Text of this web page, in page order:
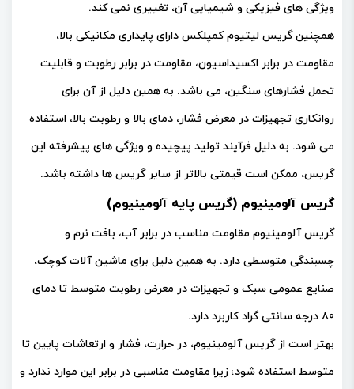
ویژگی های فیزیکی و شیمیایی آن، تغییری نمی کند.
همچنین گریس لیتیوم کمپلکس دارای پایداری مکانیکی بالا،
مقاومت در برابر اکسیداسیون، مقاومت در برابر رطوبت و قابلیت
تحمل فشارهای سنگین، می باشد. به همین دلیل از آن برای
روانکاری تجهیزات در معرض فشار، دمای بالا و رطوبت بالا، استفاده
می شود. به دلیل فرآیند تولید پیچیده و ویژگی های پیشرفته این
گریس، ممکن است قیمتی بالاتر از سایر گریس ها داشته باشد.
گریس آلومینیوم (گریس پایه آلومینیوم)
گریس آلومینیوم مقاومت مناسب در برابر آب، بافت نرم و
چسبندگی متوسطی دارد. به همین دلیل برای ماشین آلات کوچک،
صنایع عمومی سبک و تجهیزات در معرض رطوبت متوسط تا دمای
80 درجه سانتی گراد کاربرد دارد.
بهتر است از گریس آلومینیوم، در حرارت، فشار و ارتعاشات پایین تا
متوسط استفاده شود؛ زیرا مقاومت مناسبی در برابر این موارد ندارد و